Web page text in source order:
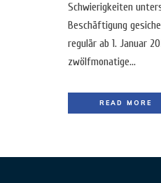
Schwierigkeiten
Beschäftigung
regulär ab 1. Januar
zwölfmonatige...
READ MORE